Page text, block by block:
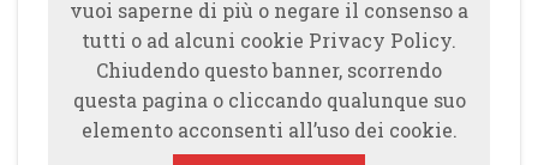
vuoi saperne di più o negare il consenso a
tutti o ad alcuni cookie Privacy Policy.
Chiudendo questo banner, scorrendo
questa pagina o cliccando qualunque suo
elemento acconsenti all’uso dei cookie.